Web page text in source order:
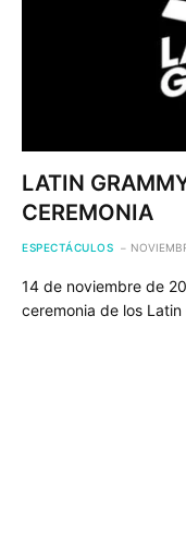
LATIN
CEREMONIA
ESPECTÁCULOS
14 de noviembre de
ceremonia de los